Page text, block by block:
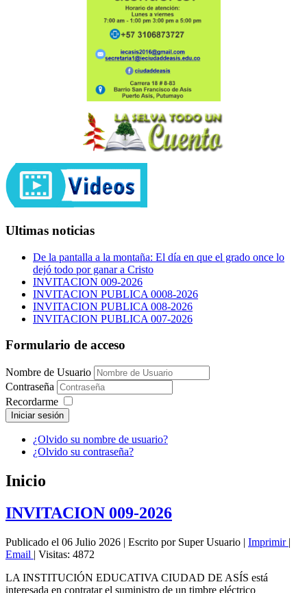
Ultimas noticias
De la pantalla a la montaña: El día en que el grado once lo
dejó todo por ganar a Cristo
INVITACION 009-2026
INVITACION PUBLICA 0008-2026
INVITACION PUBLICA 008-2026
INVITACION PUBLICA 007-2026
Formulario de acceso
Nombre de Usuario
Contraseña
Recordarme
Iniciar sesión
¿Olvido su nombre de usuario?
¿Olvido su contraseña?
Inicio
INVITACION 009-2026
Publicado el 06 Julio 2026 | Escrito por Super Usuario | Imprimir |
Email | Visitas: 4872
LA INSTITUCIÓN EDUCATIVA CIUDAD DE ASÍS está
interesada en contratar el suministro de un timbre eléctrico